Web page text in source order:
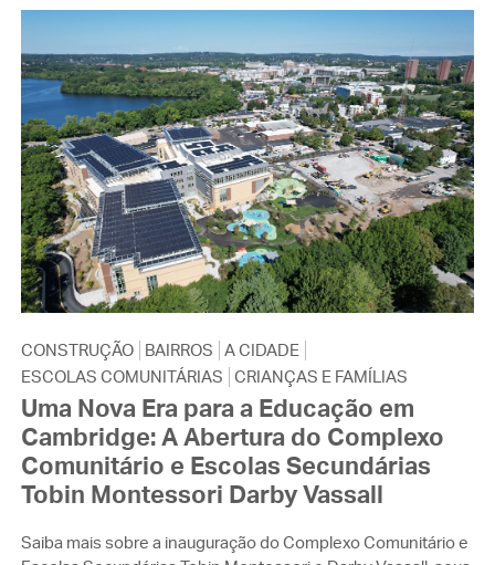
CONSTRUÇÃO BAIRROS A CIDADE
ESCOLAS COMUNITÁRIAS CRIANÇAS E FAMÍLIAS
Uma Nova Era para a Educação em
Cambridge: A Abertura do Complexo
Comunitário e Escolas Secundárias
Tobin Montessori Darby Vassall
Saiba mais sobre a inauguração do Complexo Comunitário e